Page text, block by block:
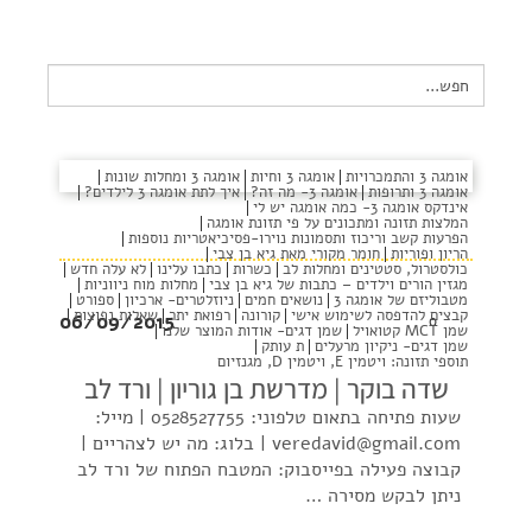
Search
for:
שדה
בוקר
אומגה 3 והתמכרויות אומגה 3 וחיות אומגה 3 ומחלות שונות
אומגה 3 ותרופות אומגה 3- מה זה? איך לתת אומגה 3 לילדים?
אינדקס אומגה 3- כמה אומגה יש לי
המלצות תזונה ומתכונים על פי תזונת אומגה
הפרעות קשב וריכוז ותסמונות נוירו-פסיכיאטריות נוספות
הריון ופוריות חומר מקורי מאת גיא בן צבי
כולסטרול, סטטינים ומחלות לב כשרות כתבו עלינו לא עלה חדש
מגזין הורים וילדים – כתבות של גיא בן צבי מחלות מוח ניווניות
מטבוליזם של אומגה 3 נושאים חמים ניוזלטרים- ארכיון ספורט
קבצים להדפסה לשימוש אישי קורונה רפואת יתר שאלות נפוצות
שמן MCT קטואויל שמן דגים- אודות המוצר שלנו
שמן דגים- ניקיון מרעלים ת עותק
תוספי תזונה: ויטמין E, ויטמין D, מגנזיום
0
06/09/2015
שדה בוקר | מדרשת בן גוריון | ורד לב
שעות פתיחה בתאום טלפוני: 0528527755 | מייל:
veredavid@gmail.com | בלוג: מה יש לצהריים |
קבוצה פעילה בפייסבוק: המטבח הפתוח של ורד לב
ניתן לבקש מסירה …